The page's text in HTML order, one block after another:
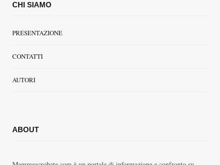
CHI SIAMO
PRESENTAZIONE
CONTATTI
AUTORI
ABOUT